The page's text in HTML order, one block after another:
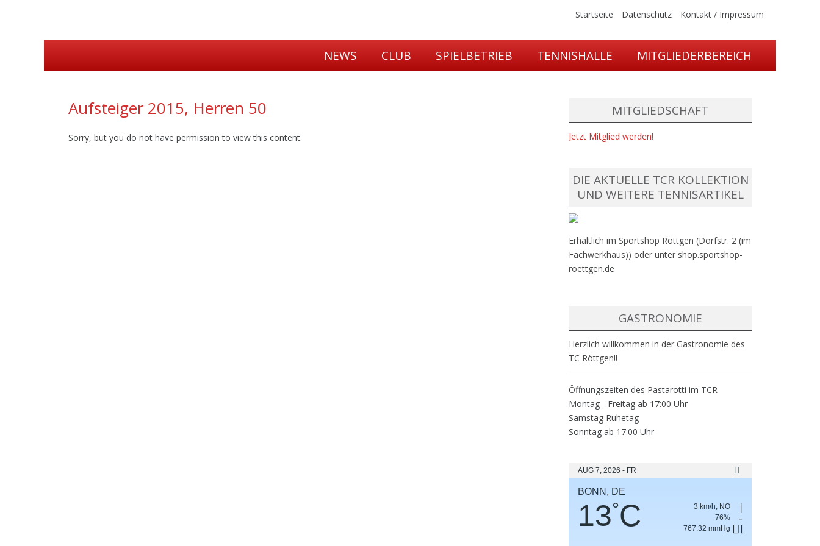
Startseite Datenschutz Kontakt / Impressum
NEWS CLUB SPIELBETRIEB TENNISHALLE MITGLIEDERBEREICH
Aufsteiger 2015, Herren 50
Sorry, but you do not have permission to view this content.
MITGLIEDSCHAFT
Jetzt Mitglied werden!
DIE AKTUELLE TCR KOLLEKTION
UND WEITERE TENNISARTIKEL
Erhältlich im Sportshop Röttgen (Dorfstr. 2 (im
Fachwerkhaus)) oder unter shop.sportshop-
roettgen.de
GASTRONOMIE
Herzlich willkommen in der Gastronomie des
TC Röttgen!!
Öffnungszeiten des Pastarotti im TCR
Montag - Freitag ab 17:00 Uhr
Samstag Ruhetag
Sonntag ab 17:00 Uhr
AUG 7, 2026 - FR
BONN, DE
13°C
3 km/h, NO
76%
767.32 mmHg